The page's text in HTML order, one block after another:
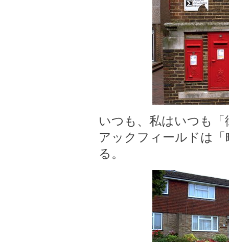
いつも、私はいつも
アックフィールドは
る。